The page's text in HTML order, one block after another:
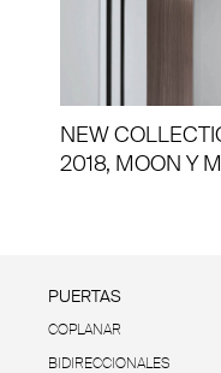
NEW
2018, MOON Y
PUERTAS
COPLANAR
BIDIRECCIONALES